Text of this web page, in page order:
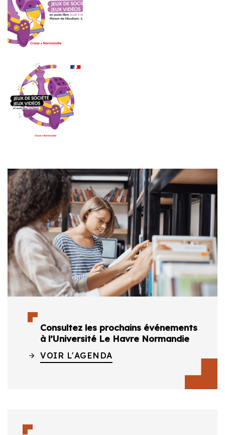
Consultez les prochains événements
à l’Université Le Havre Normandie
VOIR L'AGENDA